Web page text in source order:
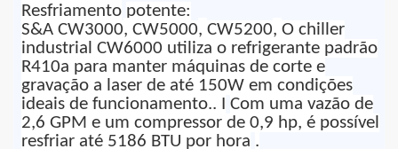
Resfriamento potente:
S&A CW3000, CW5000, CW5200, O chiller
industrial CW6000 utiliza o refrigerante padrão
R410a para manter máquinas de corte e
gravação a laser de até 150W em condições
ideais de funcionamento.. I Com uma vazão de
2,6 GPM e um compressor de 0,9 hp, é possível
resfriar até 5186 BTU por hora .